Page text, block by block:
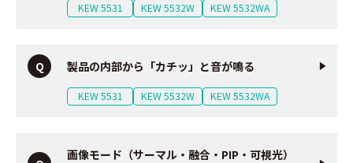
KEW 5531 KEW 5532W KEW 5532WA
製品の内部から「カチッ」と音が鳴る
KEW 5531 KEW 5532W KEW 5532WA
画像モード（サーマル・融合・PIP・可視光）